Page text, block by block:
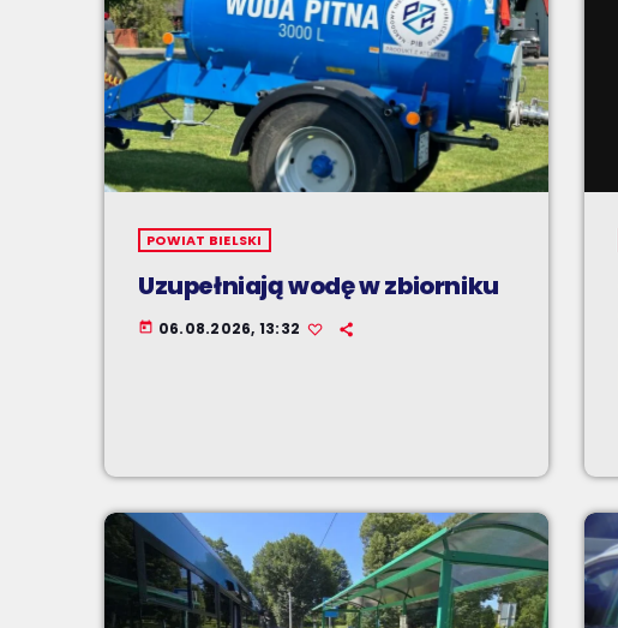
POWIAT BIELSKI
Uzupełniają wodę w zbiorniku
today 06.08.2026, 13:32